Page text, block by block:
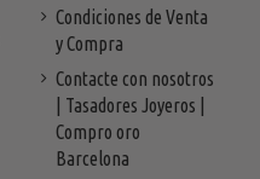
Condiciones de Venta
y Compra
Contacte con nosotros
| Tasadores Joyeros |
Compro oro
Barcelona